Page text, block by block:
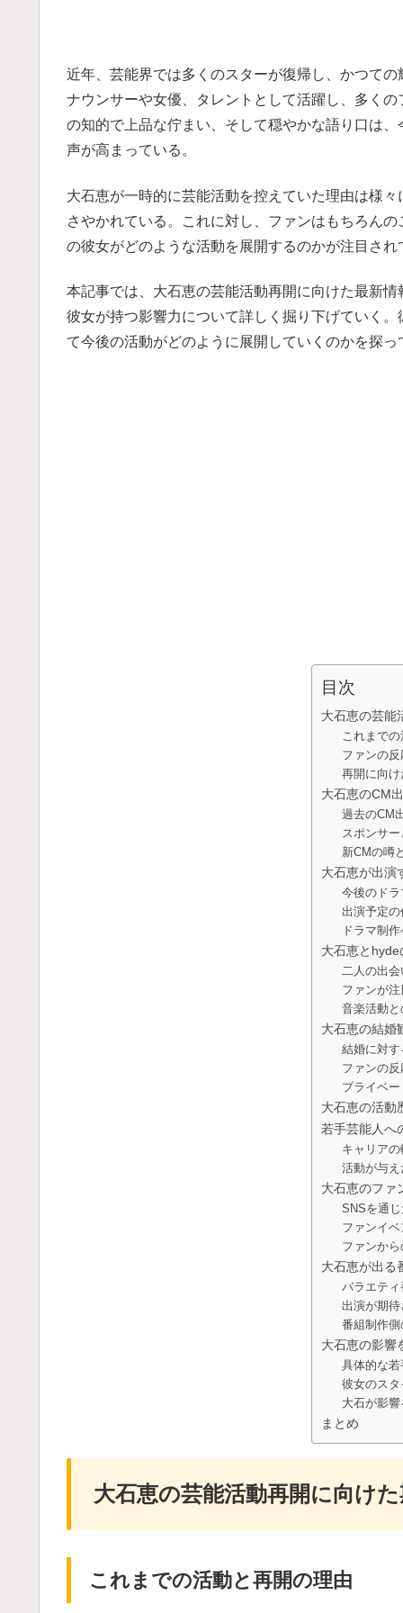
近年、芸能界では多くのスターが復帰し、かつて
ナウンサーや女優、タレントとして活躍し、多く
の知的で上品な佇まい、そして穏やかな語り口は
声が高まっている。
大石恵が一時的に芸能活動を控えていた理由は様
さやかれている。これに対し、ファンはもちろん
の彼女がどのような活動を展開するのかが注目され
本記事では、大石恵の芸能活動再開に向けた最新
彼女が持つ影響力について詳しく掘り下げていく
て今後の活動がどのように展開していくのかを探っ
目次
大石恵の芸能
これまで
ファンの
再開に向
大石恵のCM
過去のCM
スポンサ
新CMの噂
大石恵が出演
今後のド
出演予定の
ドラマ制
大石恵とhyde
二人の出
ファンが
音楽活動と
大石恵の結婚
結婚に対す
ファンの
プライベ
大石恵の活動
若手芸能人へ
キャリア
活動が与
大石恵のファ
SNSを通
ファンイ
ファンか
大石恵が出る
バラエテ
出演が期待
番組制作側
大石恵の影響
具体的な若
彼女のス
大石が影
まとめ
大石恵の芸能活動再開に向け
これまでの活動と再開の理由